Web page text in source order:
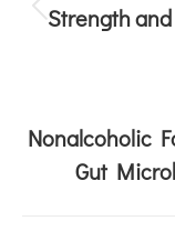
Strength
Nonalcoholic
Gut